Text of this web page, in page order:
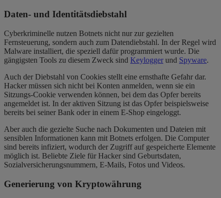
Daten- und Identitätsdiebstahl
Cyberkriminelle nutzen Botnets nicht nur zur gezielten
Fernsteuerung, sondern auch zum Datendiebstahl. In der Regel wird
Malware installiert, die speziell dafür programmiert wurde. Die
gängigsten Tools zu diesem Zweck sind Keylogger und Spyware.
Auch der Diebstahl von Cookies stellt eine ernsthafte Gefahr dar.
Hacker müssen sich nicht bei Konten anmelden, wenn sie ein
Sitzungs-Cookie verwenden können, bei dem das Opfer bereits
angemeldet ist. In der aktiven Sitzung ist das Opfer beispielsweise
bereits bei seiner Bank oder in einem E-Shop eingeloggt.
Aber auch die gezielte Suche nach Dokumenten und Dateien mit
sensiblen Informationen kann mit Botnets erfolgen. Die Computer
sind bereits infiziert, wodurch der Zugriff auf gespeicherte Elemente
möglich ist. Beliebte Ziele für Hacker sind Geburtsdaten,
Sozialversicherungsnummern, E-Mails, Fotos und Videos.
Generierung von Kryptowährung